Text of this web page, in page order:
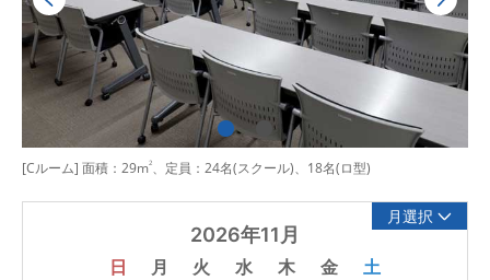
[Cルーム] 面積：29m2、定員：24名(スクール)、18名(ロ型)
月選択
2026年11月
日 月 火 水 木 金 土